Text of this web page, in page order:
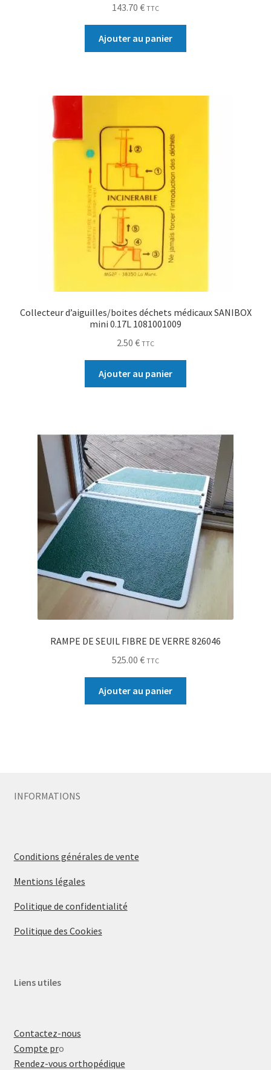
143.70 € TTC
Ajouter au panier
Collecteur d’aiguilles/boites déchets médicaux SANIBOX
mini 0.17L 1081001009
2.50 € TTC
Ajouter au panier
RAMPE DE SEUIL FIBRE DE VERRE 826046
525.00 € TTC
Ajouter au panier
INFORMATIONS
Conditions générales de vente
Mentions légales
Politique de confidentialité
Politique des Cookies
Liens utiles
Contactez-nous
Compte pro
Rendez-vous orthopédique